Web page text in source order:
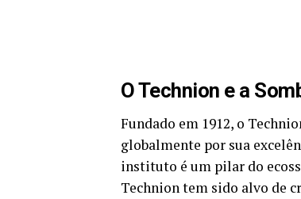
O Technion e a
Fundado em 1912, o
globalmente por sua
instituto é um pilar do
Technion tem sido alvo de